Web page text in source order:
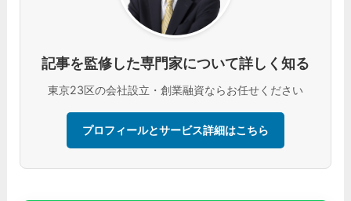
記事を監修した専門家について詳しく知る
東京23区の会社設立・創業融資ならお任せください
プロフィールとサービス詳細はこちら